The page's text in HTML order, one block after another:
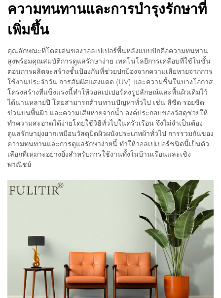
ความทนทานและการบำรุงรักษาที่
เพิ่มขึ้น
คุณลักษณะที่โดดเด่นของวอลเปเปอร์พื้นหลังแบบปักคือความทนทาน
สูงพร้อมคุณสมบัติการดูแลรักษาง่าย เทคโนโลยีการเคลือบที่ใช้ในขั้น
ตอนการผลิตจะสร้างชั้นป้องกันที่ช่วยปกป้องจากความเสียหายจากการ
ใช้งานประจำวัน การสัมผัสแสงแดด (UV) และความชื้นในบางโอกาส
โครงสร้างที่แข็งแรงนี้ทำให้วอลเปเปอร์คงรูปลักษณ์และพื้นผิวเดิมไว้
ได้นานหลายปี โดยสามารถต้านทานปัญหาทั่วไป เช่น สีซีด รอยขีด
ข่วนบนพื้นผิว และความเสียหายจากน้ำ องค์ประกอบของวัสดุช่วยให้
ทำความสะอาดได้ง่ายโดยใช้วิธีทั่วไปในครัวเรือน จึงไม่จำเป็นต้อง
ดูแลรักษายุ่งยากเหมือนวัสดุปิดผิวผนังประเภทผ้าทั่วไป การรวมกันของ
ความทนทานและการดูแลรักษาง่ายนี้ ทำให้วอลเปเปอร์ชนิดนี้เป็นตัว
เลือกที่เหมาะอย่างยิ่งสำหรับการใช้งานทั้งในบ้านเรือนและเชิง
พาณิชย์